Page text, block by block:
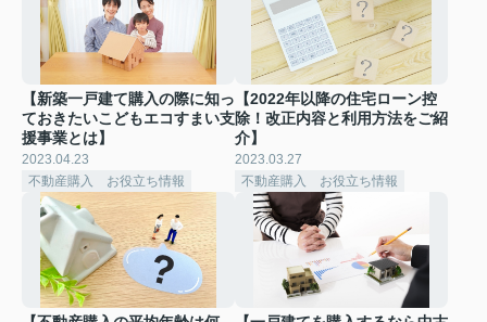
【新築一戸建て購入の際に知っ
ておきたいこどもエコすまい支
援事業とは】
2023.04.23
不動産購入 お役立ち情報
【2022年以降の住宅ローン控
除！改正内容と利用方法をご紹
介】
2023.03.27
不動産購入 お役立ち情報